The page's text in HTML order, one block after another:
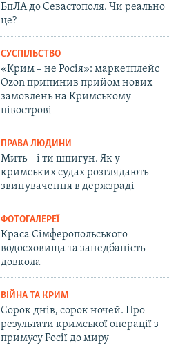
БпЛА до Севастополя. Чи реально
це?
СУСПІЛЬСТВО
«Крим – не Росія»: маркетплейс
Ozon припинив прийом нових
замовлень на Кримському
півострові
ПРАВА ЛЮДИНИ
Мить – і ти шпигун. Як у
кримських судах розглядають
звинувачення в держзраді
ФОТОГАЛЕРЕЇ
Краса Сімферопольського
водосховища та занедбаність
довкола
ВІЙНА ТА КРИМ
Сорок днів, сорок ночей. Про
результати кримської операції з
примусу Росії до миру